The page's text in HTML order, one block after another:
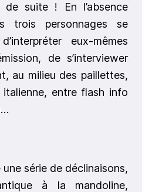
suite ! En l’absence
trois personnages se
eux-mêmes
de s’interviewer
au milieu des paillettes,
entre flash info
série de déclinaisons,
à la mandoline,